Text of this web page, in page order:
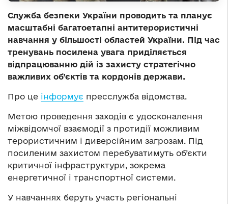
Служба безпеки України проводить та планує
масштабні багатоетапні антитерористичні
навчання у більшості областей України. Під час
тренувань посилена увага приділяється
відпрацюванню дій із захисту стратегічно
важливих об’єктів та кордонів держави.
Про це інформує пресслужба відомства.
Метою проведення заходів є удосконалення
міжвідомчої взаємодії з протидії можливим
терористичним і диверсійним загрозам. Під
посиленим захистом перебуватимуть об’єкти
критичної інфраструктури, зокрема
енергетичної і транспортної системи.
У навчаннях беруть участь регіональні